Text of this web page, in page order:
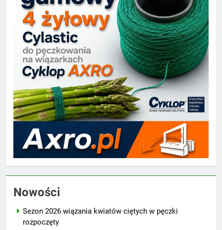
Nowości
Sezon 2026 wiązania kwiatów ciętych w pęczki
rozpoczęty